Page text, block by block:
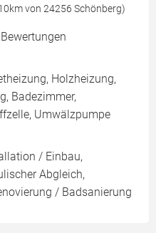
von 24256 Schönberg)
Holzheizung,
Badezimmer,
Umwälzpumpe
/ Einbau,
Abgleich,
/ Badsanierung